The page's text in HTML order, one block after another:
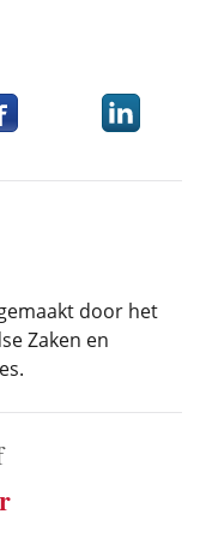
dit item opDeel dit
door het
Zaken en